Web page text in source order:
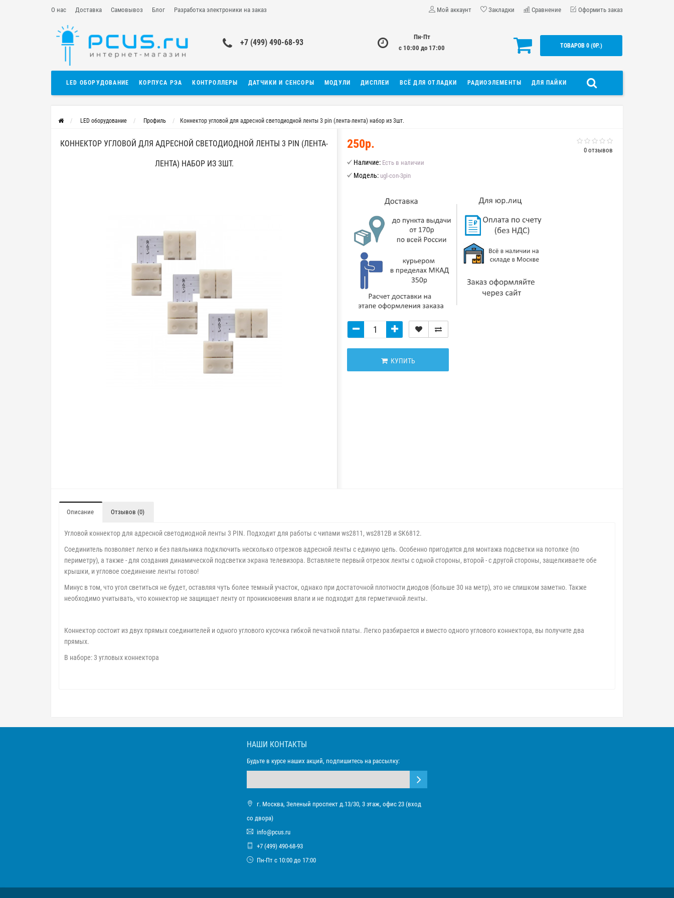
О нас Доставка Самовывоз Блог Разработка электроники на заказ Мой аккаунт Закладки Сравнение Оформить заказ
+7 (499) 490-68-93
Пн-Пт
с 10:00 до 17:00
ТОВАРОВ 0 (0Р.)
LED ОБОРУДОВАНИЕ КОРПУСА РЭА КОНТРОЛЛЕРЫ ДАТЧИКИ И СЕНСОРЫ МОДУЛИ ДИСПЛЕИ ВСЁ ДЛЯ ОТЛАДКИ РАДИОЭЛЕМЕНТЫ ДЛЯ ПАЙКИ
LED оборудование Профиль Коннектор угловой для адресной светодиодной ленты 3 pin (лента-лента) набор из 3шт.
КОННЕКТОР УГЛОВОЙ ДЛЯ АДРЕСНОЙ СВЕТОДИОДНОЙ ЛЕНТЫ 3 PIN (ЛЕНТА-
ЛЕНТА) НАБОР ИЗ 3ШТ.
0 отзывов
250р.
Наличие: Есть в наличии
Модель: ugl-con-3pin
КУПИТЬ
Описание Отзывов (0)
Угловой коннектор для адресной светодиодной ленты 3 PIN. Подходит для работы с чипами ws2811, ws2812B и SK6812.
Соединитель позволяет легко и без паяльника подключить несколько отрезков адресной ленты с единую цепь. Особенно пригодится для монтажа подсветки на потолке (по
периметру), а также - для создания динамической подсветки экрана телевизора. Вставляете первый отрезок ленты с одной стороны, второй - с другой стороны, защелкиваете обе
крышки, и угловое соединение ленты готово!
Минус в том, что угол светиться не будет, оставляя чуть более темный участок, однако при достаточной плотности диодов (больше 30 на метр), это не слишком заметно. Также
необходимо учитывать, что коннектор не защищает ленту от проникновения влаги и не подходит для герметичной ленты.
Коннектор состоит из двух прямых соединителей и одного углового кусочка гибкой печатной платы. Легко разбирается и вместо одного углового коннектора, вы получите два
прямых.
В наборе: 3 угловых коннектора
НАШИ КОНТАКТЫ
Будьте в курсе наших акций, подпишитесь на рассылку:
г. Москва, Зеленый проспект д.13/30, 3 этаж, офис 23 (вход
со двора)
info@pcus.ru
+7 (499) 490-68-93
Пн-Пт с 10:00 до 17:00